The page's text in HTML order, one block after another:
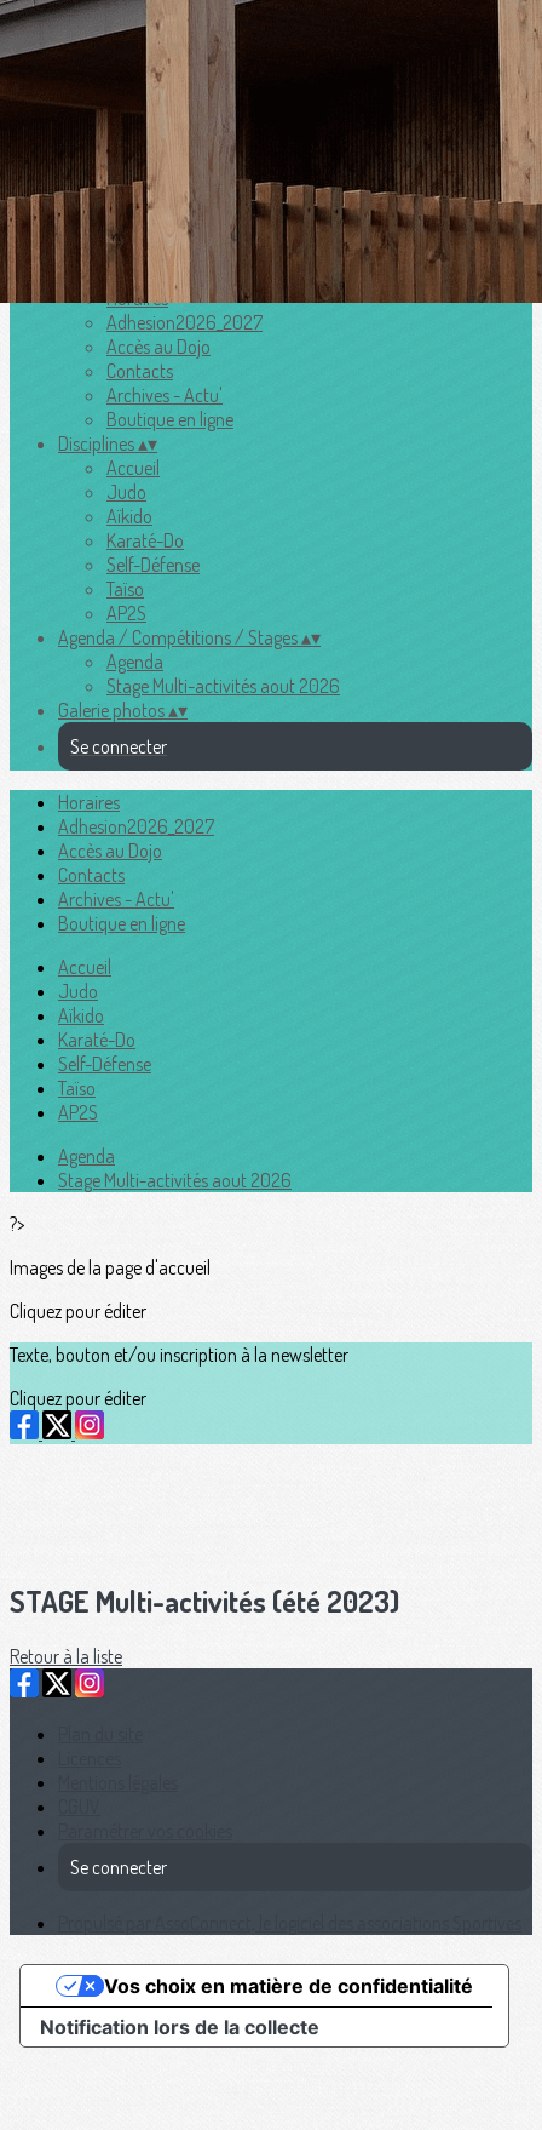
Menu
Ajoutez un logo, un bouton, des réseaux sociaux
Cliquez pour éditer
Accueil▴ ▾
Le club ▾
Horaires
Adhesion2026_2027
Accès au Dojo
Contacts
Archives - Actu'
Boutique en ligne
Disciplines▴▾
Accueil
Judo
Aïkido
Karaté-Do
Self-Défense
Taïso
AP2S
Agenda / Compétitions / Stages▴▾
Agenda
Stage Multi-activités aout 2026
Galerie photos▴▾
Se connecter
Horaires
Adhesion2026_2027
Accès au Dojo
Contacts
Archives - Actu'
Boutique en ligne
Accueil
Judo
Aïkido
Karaté-Do
Self-Défense
Taïso
AP2S
Agenda
Stage Multi-activités aout 2026
?>
Images de la page d'accueil
Cliquez pour éditer
Texte, bouton et/ou inscription à la newsletter
Cliquez pour éditer
STAGE Multi-activités (été 2023)
Retour à la liste
Se connecter
Notification lors de la collecte
Vos choix en matière de confidentialité